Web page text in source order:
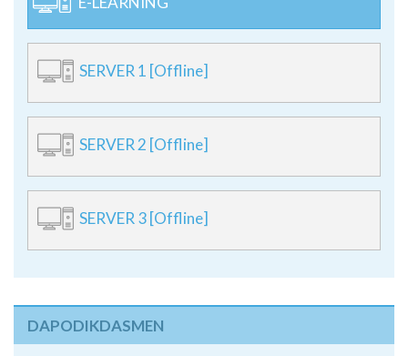
E-LEARNING
SERVER 1 [Offline]
SERVER 2 [Offline]
SERVER 3 [Offline]
DAPODIKDASMEN